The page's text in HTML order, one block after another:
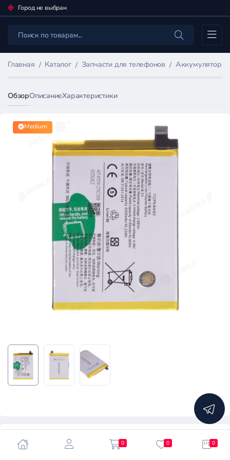
Город не выбран
Каталог
Главная Каталог Запчасти для телефонов Аккумуляторы
ОбзорОписаниеХарактеристики
Medium
5.0
0 0 0